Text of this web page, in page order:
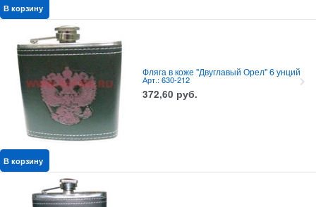
В корзину
Фляга в коже "Двуглавый Орел" 6 унций
Арт.: 630-212
372,60 руб.
В корзину